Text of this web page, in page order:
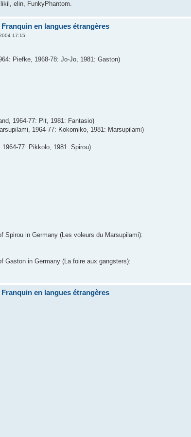
elin, FunkyPhantom.
en langues étrangères
17:15
Piefke, 1968-78: Jo-Jo, 1981: Gaston)
1964-77: Pit, 1981: Fantasio)
1964-77: Kokomiko, 1981: Marsupilami)
77: Pikkolo, 1981: Spirou)
Spirou in Germany (Les voleurs du Marsupilami):
Gaston in Germany (La foire aux gangsters):
en langues étrangères